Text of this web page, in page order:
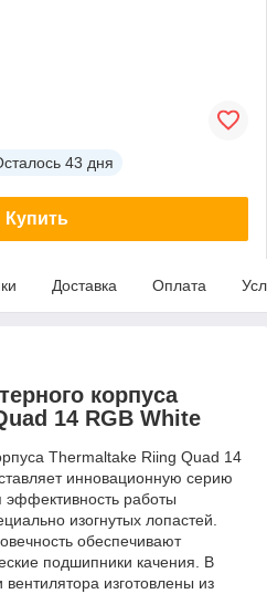
43 дня
Купить
Доставка Оплата
корпуса
14 RGB White
Thermaltake Riing Quad 14
инновационную серию
эффективность работы
изогнутых лопастей.
обеспечивают
подшипники качения. В
изготовлены из